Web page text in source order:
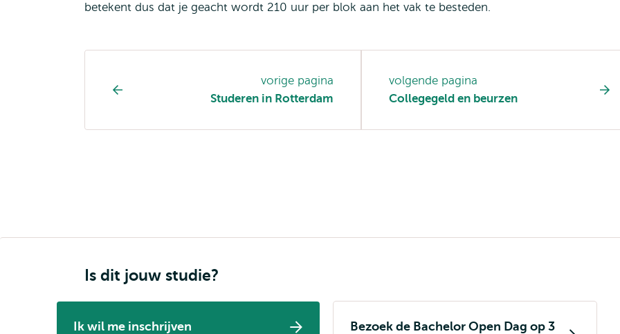
betekent dus dat je geacht wordt 210 uur per blok aan het vak te besteden.
pagina
vorige pagina
Studeren in Rotterdam
volgende pagina
Collegegeld en beurzen
Is dit jouw studie?
Ik wil me inschrijven
Bezoek de Bachelor Open Dag op 3